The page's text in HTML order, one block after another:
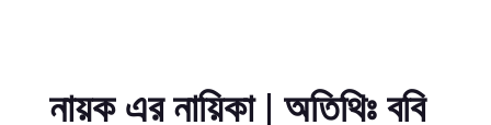
নায়ক এর নায়িকা | অতিথিঃ ববি